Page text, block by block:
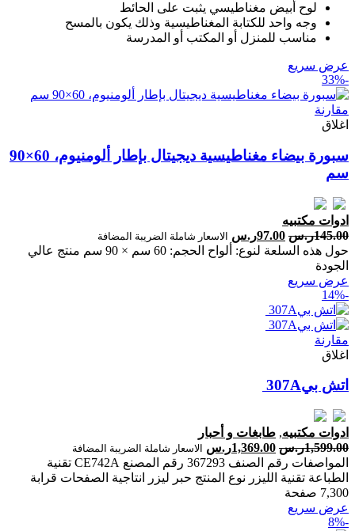
لوح أبيض مغناطيسي يثبت على الحائط
وجه واحد للكتابة المغناطيسية وذلك يكون بالمسح
مناسب للمنزل أو المكتب أو المدرسة
عرض سريع
-33%
مقارنة
اغلاق
سبورة بيضاء مغناطيسية ديجيتال بإطار ألومنيوم، 60×90
سم
ادوات مكتبيه
145.00ر.س 97.00ر.س الاسعار شاملة الضريبة المضافة
حول هذه السلعة لنوع: ألواح الحجم: 60 سم × 90 سم منتج عالي
الجودة
عرض سريع
-14%
مقارنة
اغلاق
ادوات مكتبيه, طابغات و أحبار
1,599.00ر.س 1,369.00ر.س الاسعار شاملة الضريبة المضافة
المواصفات رقم الصنف 367293 رقم المصنع CE742A تقنية
الطباعة تقنية الليزر نوع المنتج حبر ليزر انتاجية الصفحات ‎قرابة
7,300 صفحة‎
عرض سريع
-8%